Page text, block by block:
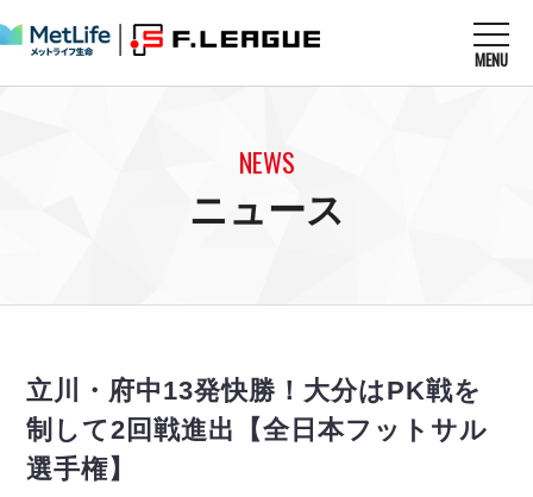
MENU
U-23選抜
メディア情報
フットサル日本代表
その他
戦績表
警告・退場・出場停止選手
個人ランキング｜ゴール
個人ランキング｜シュート
エスポラーダ北海道
バルドラール浦安
フウガドールすみだ
アリーナ情報 ARENA
NEWS
ニュース
立川・府中13発快勝！大分はPK戦を
制して2回戦進出【全日本フットサル
選手権】